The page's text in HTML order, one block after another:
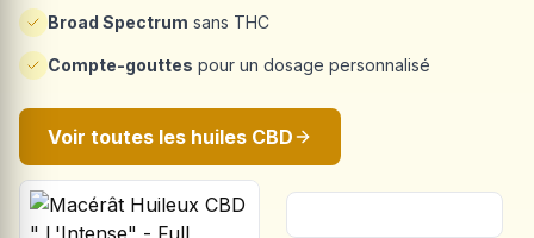
Broad Spectrum sans THC
Compte-gouttes pour un dosage personnalisé
Voir toutes les huiles CBD